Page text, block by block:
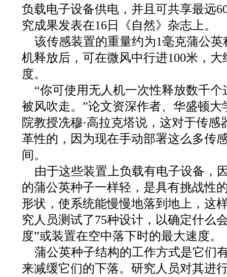
负载电子设备供电，并且可共享最远
究成果发表在16日《自然》杂志上。
该传感装置的重量约为1毫克蒲公
机释放后，可在微风中行进100米，
度。
“你可使用无人机一次性释放数千
被风吹走。”论文资深作者、华盛顿
院教授冼穆·高拉克塔说，这对于传
革性的，因为现在手动部署这么多传
间。
由于这些装置上负载有电子设备，
的蒲公英种子一样轻，是具有挑战性
形状，使系统能慢慢地落到地上，这
究人员测试了75种设计，以确定什么
度”或装置在空中落下时的最大速度。
蒲公英种子结构的工作方式是它们
来减缓它们的下落。研究人员对其进